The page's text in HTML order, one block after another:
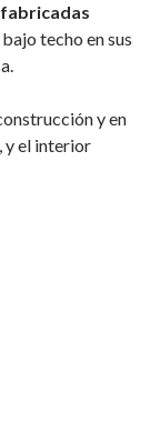
techo en sus
y en
, y el interior